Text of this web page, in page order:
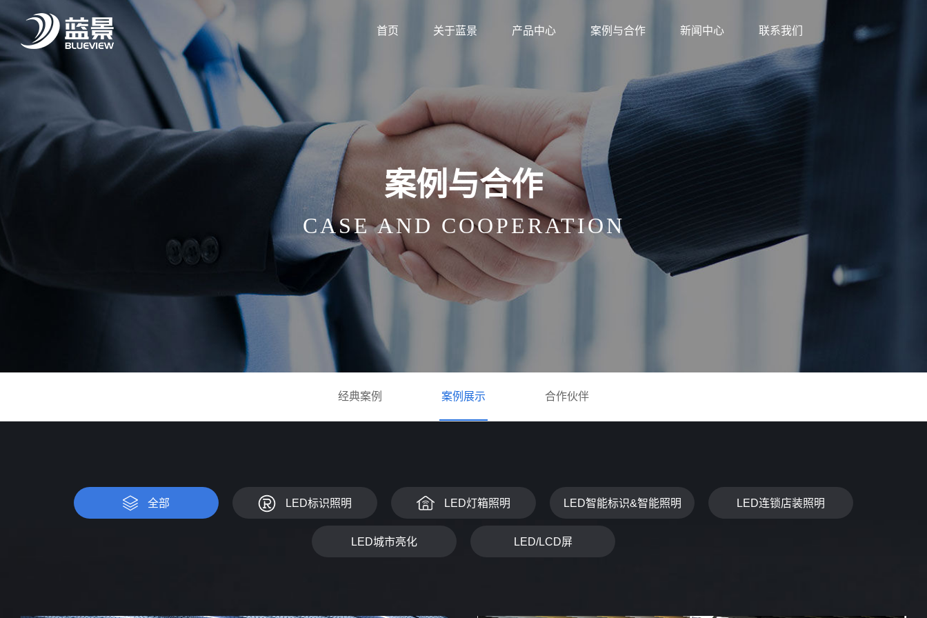
首页 关于蓝景 产品中心 案例与合作 新闻中心 联系我们
案例与合作
CASE AND COOPERATION
经典案例 案例展示 合作伙伴
全部 LED标识照明 LED灯箱照明 LED智能标识&智能照明 LED连锁店装照明
LED城市亮化 LED/LCD屏